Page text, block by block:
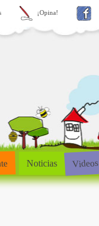
¡Opina!
Noticias Videos